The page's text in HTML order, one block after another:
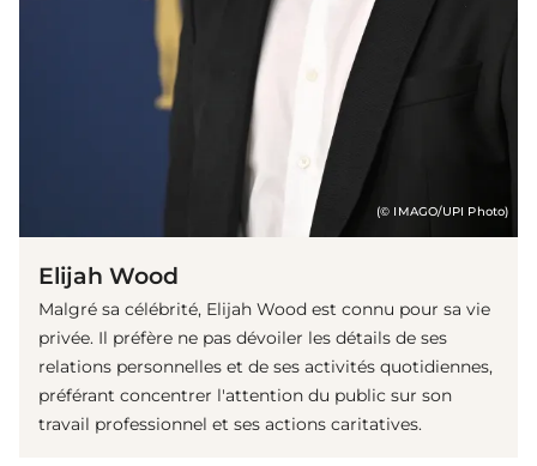
(© IMAGO/UPI Photo)
Elijah Wood
Malgré sa célébrité, Elijah Wood est connu pour sa vie
privée. Il préfère ne pas dévoiler les détails de ses
relations personnelles et de ses activités quotidiennes,
préférant concentrer l'attention du public sur son
travail professionnel et ses actions caritatives.